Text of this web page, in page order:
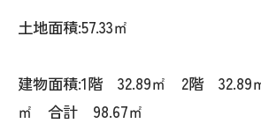
土地面積:57.33㎡
建物面積:1階 32.89㎡ 2階
㎡ 合計 98.67㎡